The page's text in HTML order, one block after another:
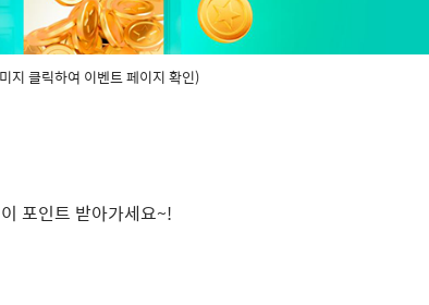
지 클릭하여 이벤트 페이지 확인)
포인트 받아가세요~!